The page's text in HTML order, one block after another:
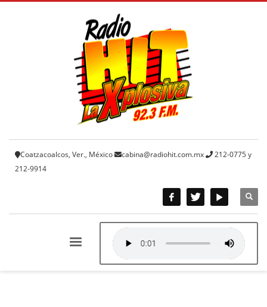
Coatzacoalcos, Ver., México cabina@radiohit.com.mx
212-0775 y
212-9914